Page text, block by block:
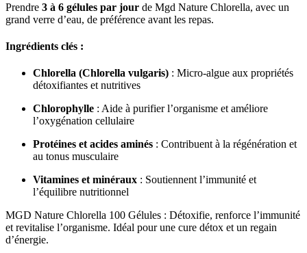
Prendre 3 à 6 gélules par jour de Mgd Nature Chlorella, avec un
grand verre d’eau, de préférence avant les repas.
Ingrédients clés :
Chlorella (Chlorella vulgaris) : Micro-algue aux propriétés
détoxifiantes et nutritives
Chlorophylle : Aide à purifier l’organisme et améliore
l’oxygénation cellulaire
Protéines et acides aminés : Contribuent à la régénération et
au tonus musculaire
Vitamines et minéraux : Soutiennent l’immunité et
l’équilibre nutritionnel
MGD Nature Chlorella 100 Gélules : Détoxifie, renforce l’immunité
et revitalise l’organisme. Idéal pour une cure détox et un regain
d’énergie.